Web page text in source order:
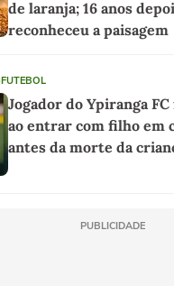
de laranja; 16 anos
reconheceu a paisagem
FUTEBOL
Jogador do Ypiranga
ao entrar com filho em
antes da morte da
PUBLICIDADE